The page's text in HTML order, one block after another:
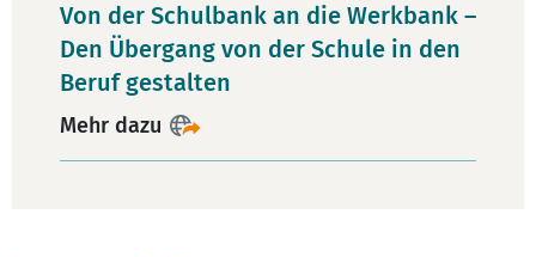
Von der Schulbank an die Werkbank –
Den Übergang von der Schule in den
Beruf gestalten
Mehr dazu